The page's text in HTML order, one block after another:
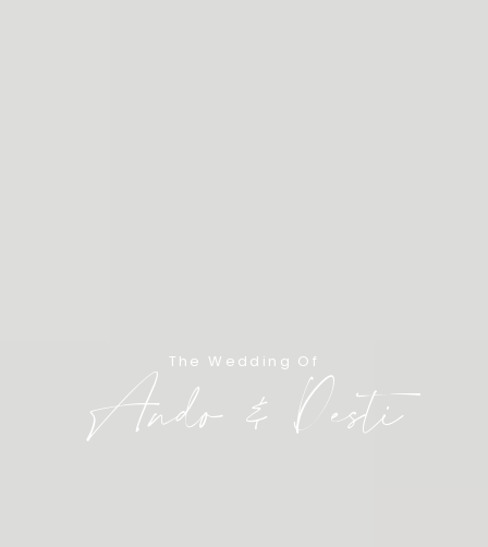
The Wedding Of
Ando & Desti